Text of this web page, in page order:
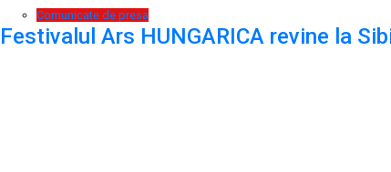
Comunicate de presa
Festivalul Ars HUNGARICA revine la